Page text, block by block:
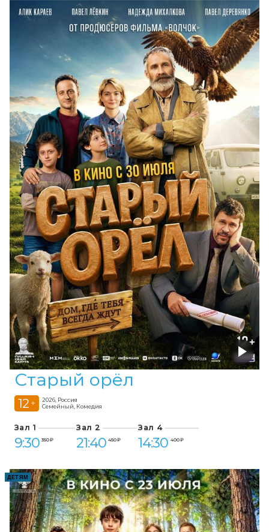
Старый орёл
12 +
2026, Россия
Семейный, Комедия
Зал 1
9:30 350 ₽
Зал 2
21:40 450 ₽
Зал 4
14:30 400 ₽
ДЕТЯМ